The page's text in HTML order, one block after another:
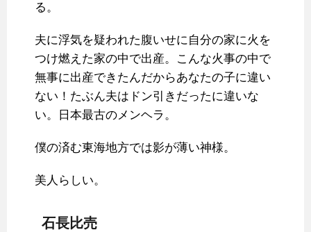
る。
夫に浮気を疑われた腹いせに自分の家に火を
つけ燃えた家の中で出産。こんな火事の中で
無事に出産できたんだからあなたの子に違い
ない！たぶん夫はドン引きだったに違いな
い。日本最古のメンヘラ。
僕の済む東海地方では影が薄い神様。
美人らしい。
石長比売